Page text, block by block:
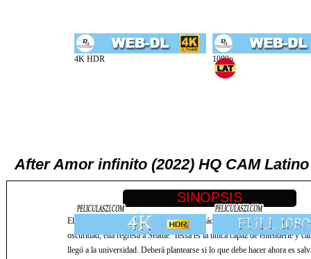
After Amor infinito (2022) HQ CAM Latino
El amor de Tessa y Hardin nunca ha sido fácil. Mientras él permanece en
oscuridad, ella regresa a Seattle. Tessa es la única capaz de entenderle y
llegó a la universidad. Deberá plantearse si lo que debe hacer ahora es